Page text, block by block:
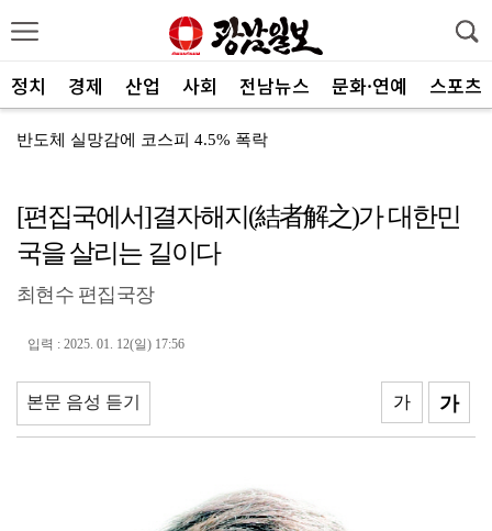
정치 경제 산업 사회 전남뉴스 문화·연예 스포츠
반도체 실망감에 코스피 4.5% 폭락
전남광주특별시, ‘빛고을 김장대전’ 김치납품업체 전남권...
전남광주 동부소방, 온열질환 20대 구조
광주 동부경찰, 조선대병원 보안요원 감사장 수여
광주특별시 충장동, 여름밤 버스킹 ‘충.장.밤’ 성료
광주특별시 서구 풍암동 음식점 화재
광주환경공단, 청소년 SNS 기자단 환경교육 전개
[편집국에서]결자해지(結者解之)가 대한민
국을 살리는 길이다
최현수 편집국장
입력 : 2025. 01. 12(일) 17:56
본문 음성 듣기 가
가